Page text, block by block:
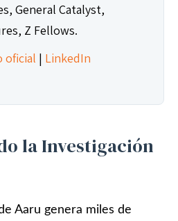
General Catalyst,
Z Fellows.
oficial | LinkedIn
la Investigación
Aaru genera miles de